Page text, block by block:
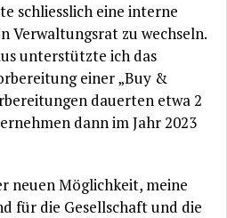
schliesslich eine interne
Verwaltungsrat zu wechseln.
unterstützte ich das
einer „Buy &
dauerten etwa 2
dann im Jahr 2023
neuen Möglichkeit, meine
für die Gesellschaft und die